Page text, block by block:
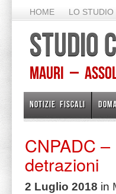
HOME LO STUDIO
Mauri –
NOTIZIE FISCALI
CNPADC
detrazioni
2 Luglio 2018 in